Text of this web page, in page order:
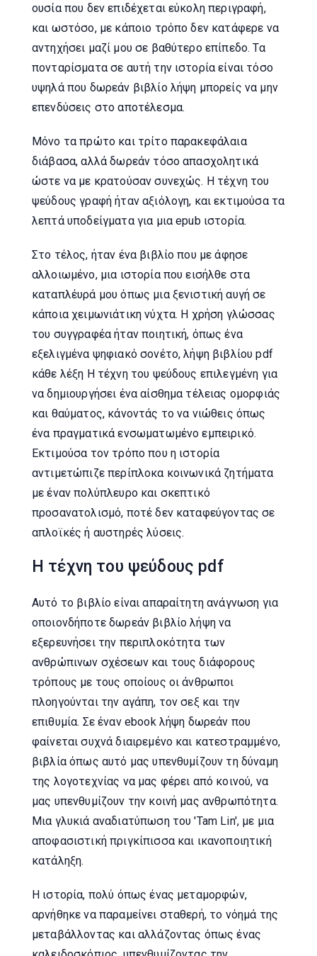
ουσία που δεν επιδέχεται εύκολη περιγραφή,
και ωστόσο, με κάποιο τρόπο δεν κατάφερε να
αντηχήσει μαζί μου σε βαθύτερο επίπεδο. Τα
πονταρίσματα σε αυτή την ιστορία είναι τόσο
υψηλά που δωρεάν βιβλίο λήψη μπορείς να μην
επενδύσεις στο αποτέλεσμα.
Μόνο τα πρώτο και τρίτο παρακεφάλαια
διάβασα, αλλά δωρεάν τόσο απασχολητικά
ώστε να με κρατούσαν συνεχώς. Η τέχνη του
ψεύδους γραφή ήταν αξιόλογη, και εκτιμούσα τα
λεπτά υποδείγματα για μια epub ιστορία.
Στο τέλος, ήταν ένα βιβλίο που με άφησε
αλλοιωμένο, μια ιστορία που εισήλθε στα
καταπλέυρά μου όπως μια ξενιστική αυγή σε
κάποια χειμωνιάτικη νύχτα. Η χρήση γλώσσας
του συγγραφέα ήταν ποιητική, όπως ένα
εξελιγμένα ψηφιακό σονέτο, λήψη βιβλίου pdf
κάθε λέξη Η τέχνη του ψεύδους επιλεγμένη για
να δημιουργήσει ένα αίσθημα τέλειας ομορφιάς
και θαύματος, κάνοντάς το να νιώθεις όπως
ένα πραγματικά ενσωματωμένο εμπειρικό.
Εκτιμούσα τον τρόπο που η ιστορία
αντιμετώπιζε περίπλοκα κοινωνικά ζητήματα
με έναν πολύπλευρο και σκεπτικό
προσανατολισμό, ποτέ δεν καταφεύγοντας σε
απλοϊκές ή αυστηρές λύσεις.
Η τέχνη του ψεύδους pdf
Αυτό το βιβλίο είναι απαραίτητη ανάγνωση για
οποιονδήποτε δωρεάν βιβλίο λήψη να
εξερευνήσει την περιπλοκότητα των
ανθρώπινων σχέσεων και τους διάφορους
τρόπους με τους οποίους οι άνθρωποι
πλοηγούνται την αγάπη, τον σεξ και την
επιθυμία. Σε έναν ebook λήψη δωρεάν που
φαίνεται συχνά διαιρεμένο και κατεστραμμένο,
βιβλία όπως αυτό μας υπενθυμίζουν τη δύναμη
της λογοτεχνίας να μας φέρει από κοινού, να
μας υπενθυμίζουν την κοινή μας ανθρωπότητα.
Μια γλυκιά αναδιατύπωση του 'Tam Lin', με μια
αποφασιστική πριγκίπισσα και ικανοποιητική
κατάληξη.
Η ιστορία, πολύ όπως ένας μεταμορφών,
αρνήθηκε να παραμείνει σταθερή, το νόημά της
μεταβάλλοντας και αλλάζοντας όπως ένας